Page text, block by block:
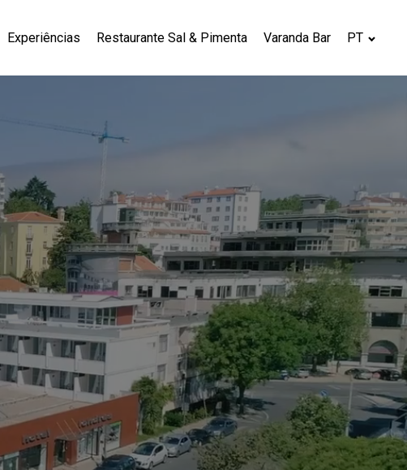
Experiências Restaurante Sal & Pimenta Varanda Bar PT